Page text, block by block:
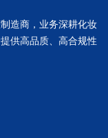
造商，业务深耕化妆
供高品质、高合规性